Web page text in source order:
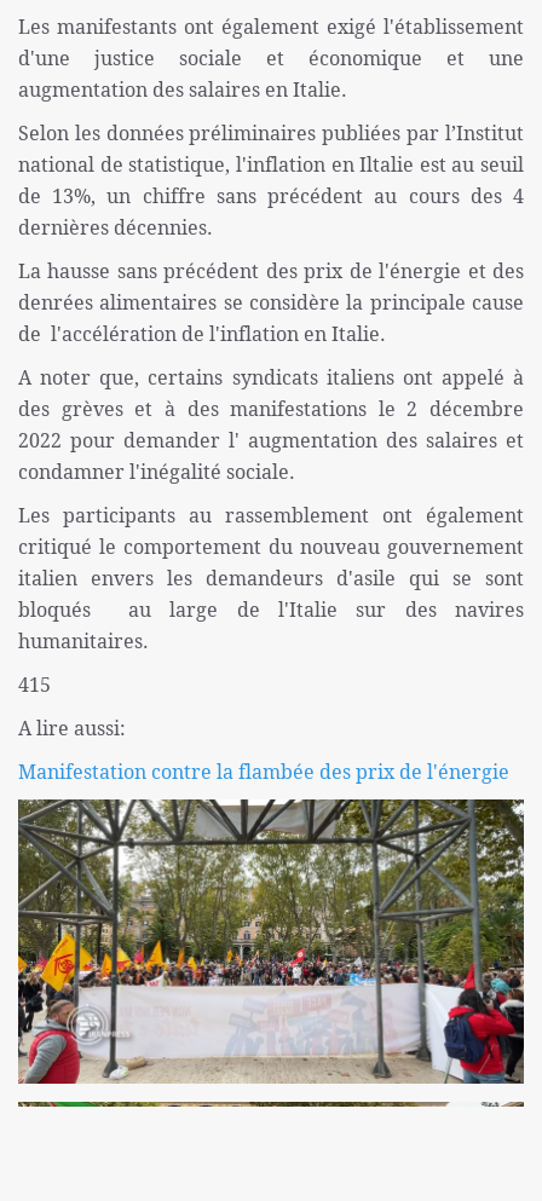
Les manifestants ont également exigé l'établissement
d'une justice sociale et économique et une
augmentation des salaires en Italie.
Selon les données préliminaires publiées par l’Institut
national de statistique, l'inflation en Iltalie est au seuil
de 13%, un chiffre sans précédent au cours des 4
dernières décennies.
La hausse sans précédent des prix de l'énergie et des
denrées alimentaires se considère la principale cause
de l'accélération de l'inflation en Italie.
A noter que, certains syndicats italiens ont appelé à
des grèves et à des manifestations le 2 décembre
2022 pour demander l' augmentation des salaires et
condamner l'inégalité sociale.
Les participants au rassemblement ont également
critiqué le comportement du nouveau gouvernement
italien envers les demandeurs d'asile qui se sont
bloqués au large de l'Italie sur des navires
humanitaires.
415
A lire aussi:
Manifestation contre la flambée des prix de l'énergie